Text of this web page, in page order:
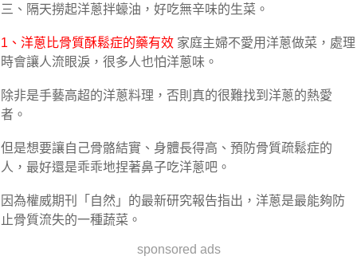
三、隔天撈起洋蔥拌蠔油，好吃無辛味的生菜。
1、洋蔥比骨質酥鬆症的藥有效 家庭主婦不愛用洋蔥做菜，處理
時會讓人流眼淚，很多人也怕洋蔥味。
除非是手藝高超的洋蔥料理，否則真的很難找到洋蔥的熱愛
者。
但是想要讓自己骨骼結實、身體長得高、預防骨質疏鬆症的
人，最好還是乖乖地捏著鼻子吃洋蔥吧。
因為權威期刊「自然」的最新研究報告指出，洋蔥是最能夠防
止骨質流失的一種蔬菜。
sponsored ads